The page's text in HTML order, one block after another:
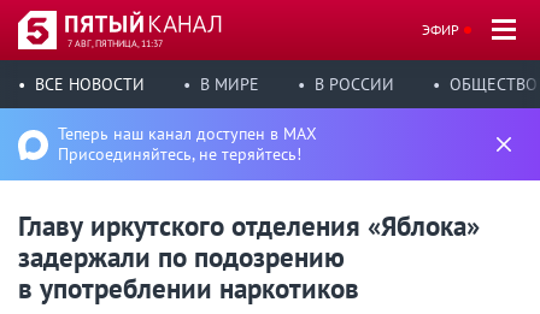
7 АВГ, ПЯТНИЦА, 11:37
ЭФИР
ВСЕ НОВОСТИ В МИРЕ В РОССИИ ОБЩЕСТВО
Теперь наш канал доступен в MAX
Присоединяйтесь, не теряйтесь!
Главу иркутского отделения «Яблока»
задержали по подозрению
в употреблении наркотиков